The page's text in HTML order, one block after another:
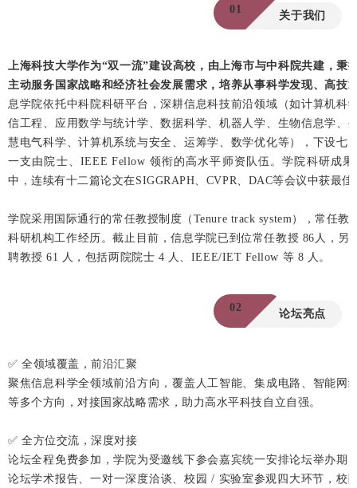
01
关于我们
上海科技大学作为“双一流”建设高校，由上海市与中科院共建，
主动服务国家战略和经济社会发展需求，培养从事科学发现、高技
息学院依托中科院科研平台，深耕信息科技前沿领域（如计算机科
信工程、应用数学与统计学、数据科学、机器人学、生物信息学、
慧电气科学、计算机系统与安全、运筹学、数学优化等），下设七
一支由院士、IEEE Fellow 领衔的高水平师资队伍。学院科研成
中，连续有十二篇论文在SIGGRAPH、CVPR、DAC等会议中获最
学院采用国际通行的常任教授制度（Tenure track system），常任
科研机构工作经历。截止目前，信息学院已到位常任教授 86人，另
聘教授 61 人，包括两院院士 4 人、IEEE/IET Fellow 等 8 人。
02
论坛亮点
✅ 全领域覆盖，前沿汇聚
聚焦信息科学全领域前沿方向，覆盖人工智能、集成电路、智能网
等多个方向，对接国家战略需求，助力高水平科技自立自强。
✅ 全方位交流，深度对接
论坛全程免费参加，学院为受邀线下参会嘉宾统一安排论坛举办期
论坛学术报告、一对一深度洽谈、校园 / 实验室参观四大环节，校